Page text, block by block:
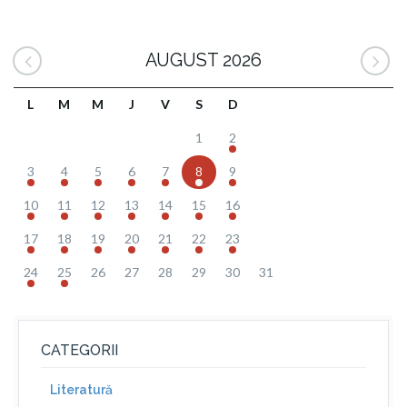
AUGUST 2026
L M M J V S D
1 2
3 4 5 6 7 8 9
10 11 12 13 14 15 16
17 18 19 20 21 22 23
24 25 26 27 28 29 30 31
CATEGORII
Literatură